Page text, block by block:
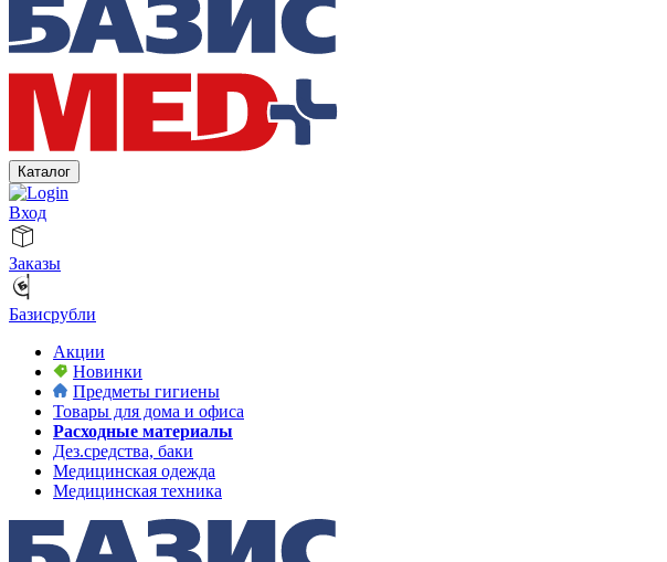
Каталог
Вход
Заказы
Базисрубли
Акции
Новинки
Предметы гигиены
Товары для дома и офиса
Расходные материалы
Дез.средства, баки
Медицинская одежда
Медицинская техника